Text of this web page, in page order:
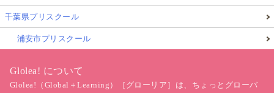
千葉県プリスクール
浦安市プリスクール
Glolea! について
Glolea!（Global＋Learning）［グローリア］は、ちょっとグローバ